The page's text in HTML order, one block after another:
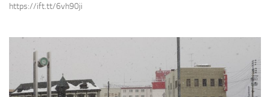
https://ift.tt/6vh90ji